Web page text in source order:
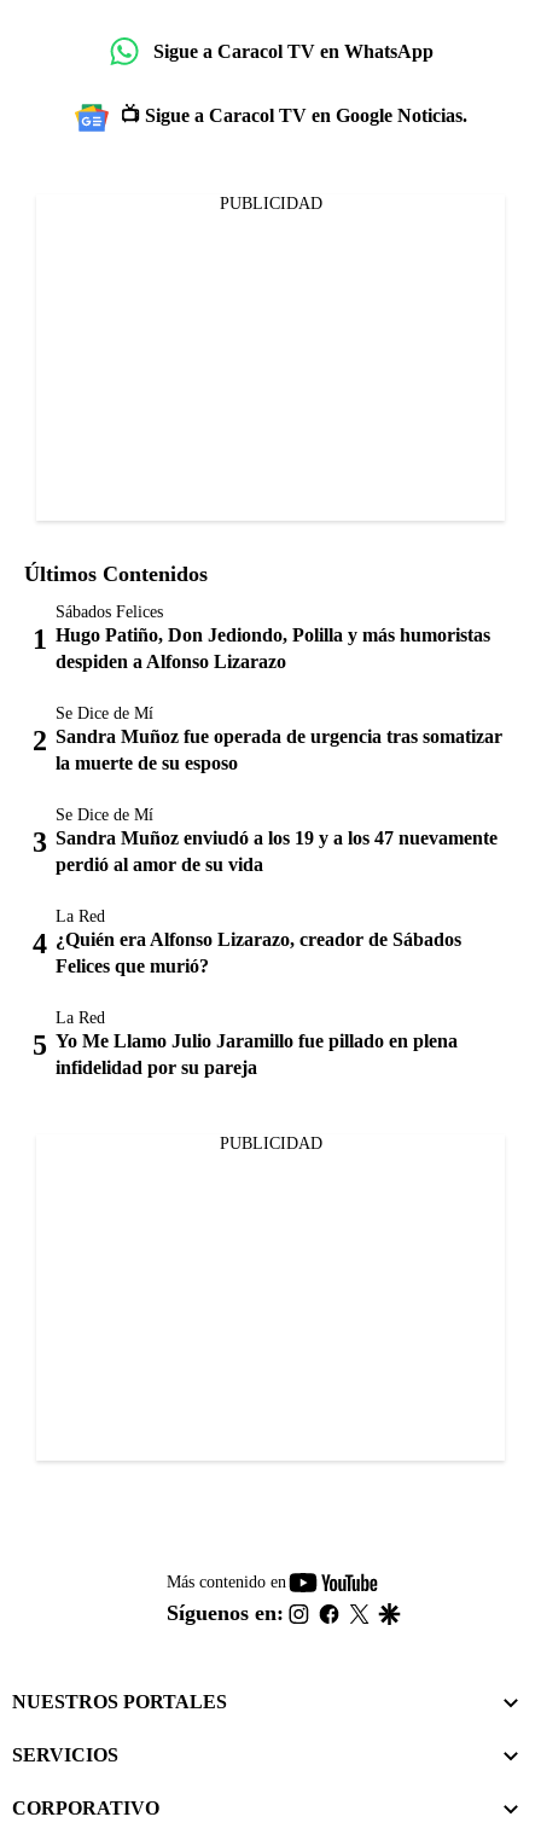
Sigue a Caracol TV en WhatsApp
📺 Sigue a Caracol TV en Google Noticias.
PUBLICIDAD
Últimos Contenidos
Sábados Felices
Hugo Patiño, Don Jediondo, Polilla y más humoristas
despiden a Alfonso Lizarazo
Se Dice de Mí
Sandra Muñoz fue operada de urgencia tras somatizar
la muerte de su esposo
Se Dice de Mí
Sandra Muñoz enviudó a los 19 y a los 47 nuevamente
perdió al amor de su vida
La Red
¿Quién era Alfonso Lizarazo, creador de Sábados
Felices que murió?
La Red
Yo Me Llamo Julio Jaramillo fue pillado en plena
infidelidad por su pareja
PUBLICIDAD
Más contenido en
youtube-
footer
Síguenos en: instagram
facebook
twitter
NUESTROS PORTALES
SERVICIOS
CORPORATIVO